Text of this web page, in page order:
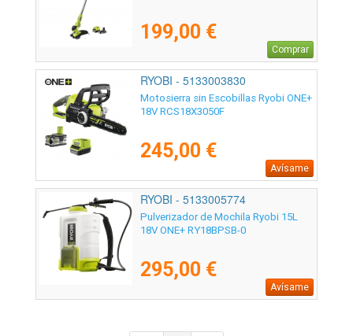
199,00 €
Comprar
RYOBI - 5133003830
Motosierra sin Escobillas Ryobi ONE+
18V RCS18X3050F
245,00 €
Avísame
RYOBI - 5133005774
Pulverizador de Mochila Ryobi 15L
18V ONE+ RY18BPSB-0
295,00 €
Avísame